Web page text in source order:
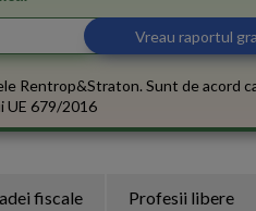
Rentrop&Straton. Sunt de acord
UE 679/2016
fiscale Profesii libere